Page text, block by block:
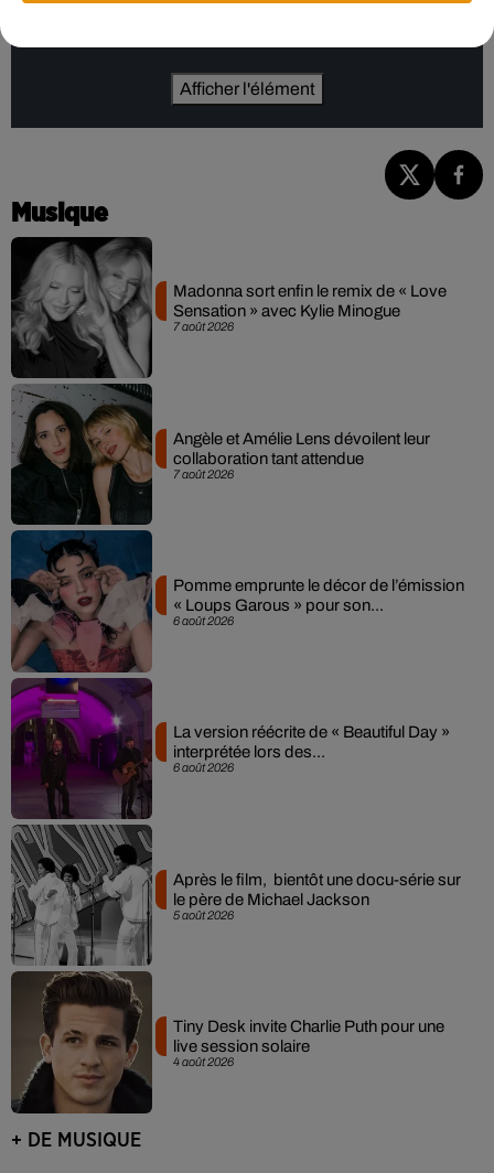
Afficher l'élément
Musique
7 août 2026
Madonna sort enfin le remix de « Love
Sensation » avec Kylie Minogue
7 août 2026
Angèle et Amélie Lens dévoilent leur
collaboration tant attendue
6 août 2026
Pomme emprunte le décor de l’émission
« Loups Garous » pour son...
6 août 2026
La version réécrite de « Beautiful Day »
interprétée lors des...
5 août 2026
Après le film, bientôt une docu-série sur
le père de Michael Jackson
4 août 2026
Tiny Desk invite Charlie Puth pour une
live session solaire
+ DE MUSIQUE